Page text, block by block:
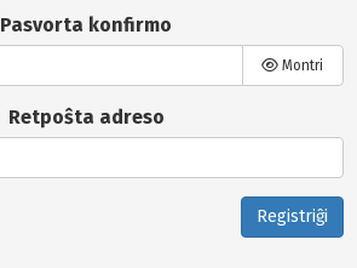
Pasvorta konfirmo
Montri
Retpoŝta adreso
Registriĝi